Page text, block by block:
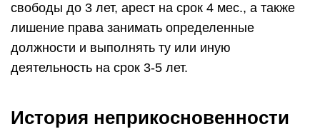
свободы до 3 лет, арест на срок 4 мес., а также
лишение права занимать определенные
должности и выполнять ту или иную
деятельность на срок 3-5 лет.
История неприкосновенности